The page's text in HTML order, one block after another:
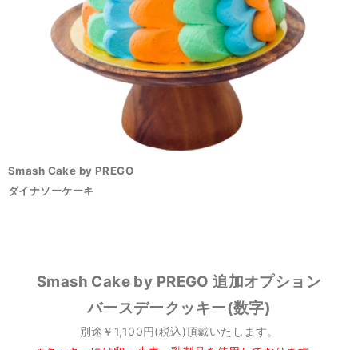
Smash Cake by PREGO
ダイナソーケーキ
Smash Cake by PREGO 追加オプション
バースデークッキー(数字)
別途￥1,100円(税込)頂戴いたします。